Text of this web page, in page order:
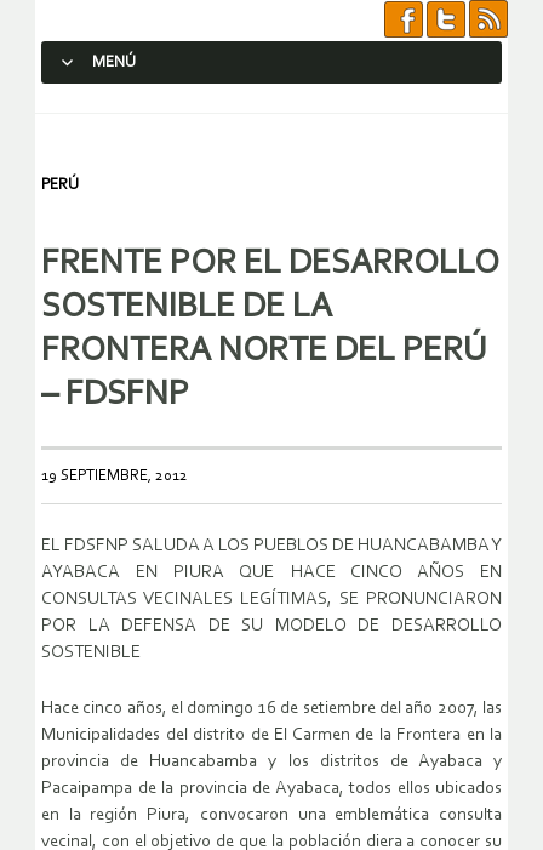
MENÚ
PERÚ
FRENTE POR EL DESARROLLO
SOSTENIBLE DE LA
FRONTERA NORTE DEL PERÚ
– FDSFNP
19 SEPTIEMBRE, 2012
EL FDSFNP SALUDA A LOS PUEBLOS DE HUANCABAMBA Y
AYABACA EN PIURA QUE HACE CINCO AÑOS EN
CONSULTAS VECINALES LEGÍTIMAS, SE PRONUNCIARON
POR LA DEFENSA DE SU MODELO DE DESARROLLO
SOSTENIBLE
Hace cinco años, el domingo 16 de setiembre del año 2007, las
Municipalidades del distrito de El Carmen de la Frontera en la
provincia de Huancabamba y los distritos de Ayabaca y
Pacaipampa de la provincia de Ayabaca, todos ellos ubicados
en la región Piura, convocaron una emblemática consulta
vecinal, con el objetivo de que la población diera a conocer su